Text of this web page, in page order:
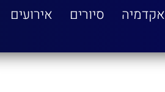
אקדמיה סיורים אירועים